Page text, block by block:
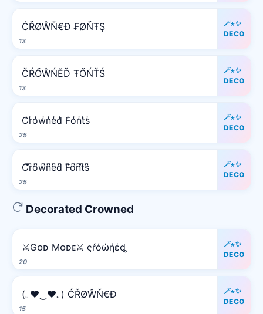
13
ĆŘØŴŇ€Đ ₣ØŇŦŞ
🪄⋆✨
DECO
13
ČŔŐŴŃĔĎ ŦŐŃŤŚ
🪄⋆✨
DECO
25
C̾r̾o̾w̾n̾e̾d̾ F̾o̾n̾t̾s̾
🪄⋆✨
DECO
25
C͆r͆o͆w͆n͆e͆d͆ F͆o͆n͆t͆s͆
🪄⋆✨
DECO
Decorated Crowned
20
⚔️Gᴏᴅ Mᴏᴅᴇ⚔️ ςŕόώήέȡ
🪄⋆✨
DECO
15
(｡♥‿♥｡) ĆŘØŴŇ€Đ
🪄⋆✨
DECO